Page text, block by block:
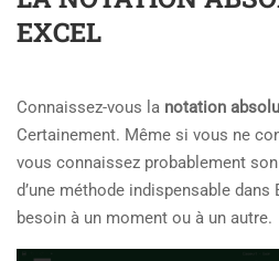
EXCEL
Connaissez-vous la notation
Certainement. Même si vous ne
vous connaissez probablement
d’une méthode indispensable dans
besoin à un moment ou à un autre.